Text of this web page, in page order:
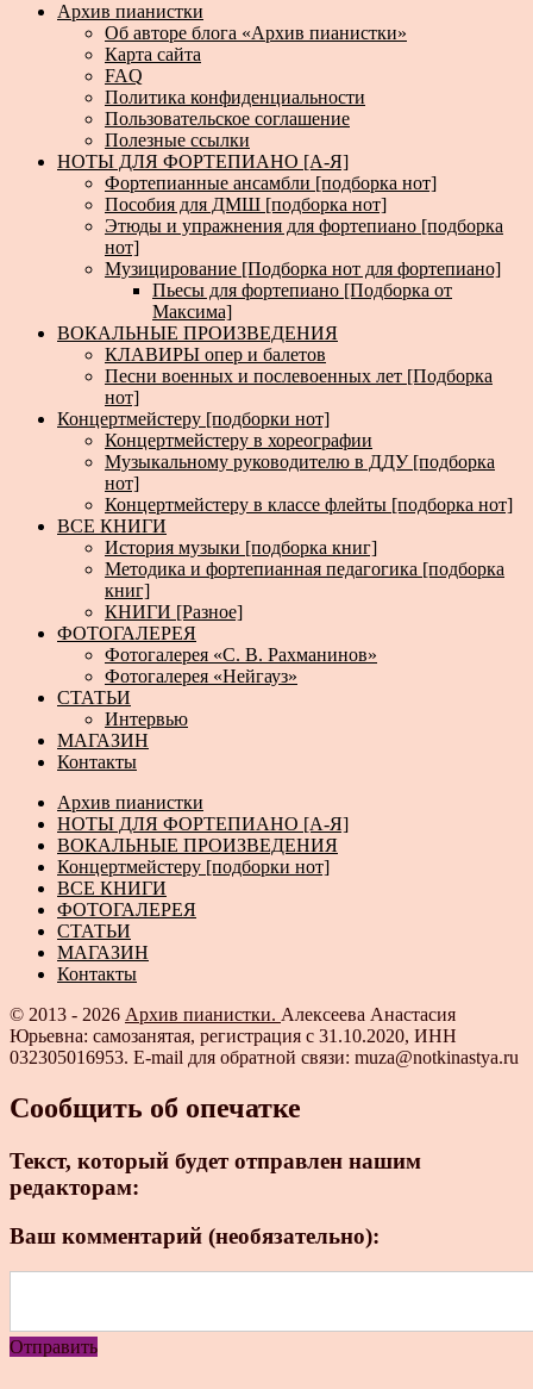
Архив пианистки
Об авторе блога «Архив пианистки»
Карта сайта
FAQ
Политика конфиденциальности
Пользовательское соглашение
Полезные ссылки
НОТЫ ДЛЯ ФОРТЕПИАНО [А-Я]
Фортепианные ансамбли [подборка нот]
Пособия для ДМШ [подборка нот]
Этюды и упражнения для фортепиано [подборка
нот]
Музицирование [Подборка нот для фортепиано]
Пьесы для фортепиано [Подборка от
Максима]
ВОКАЛЬНЫЕ ПРОИЗВЕДЕНИЯ
КЛАВИРЫ опер и балетов
Песни военных и послевоенных лет [Подборка
нот]
Концертмейстеру [подборки нот]
Концертмейстеру в хореографии
Музыкальному руководителю в ДДУ [подборка
нот]
Концертмейстеру в классе флейты [подборка нот]
ВСЕ КНИГИ
История музыки [подборка книг]
Методика и фортепианная педагогика [подборка
книг]
КНИГИ [Разное]
ФОТОГАЛЕРЕЯ
Фотогалерея «С. В. Рахманинов»
Фотогалерея «Нейгауз»
СТАТЬИ
Интервью
МАГАЗИН
Контакты
Архив пианистки
НОТЫ ДЛЯ ФОРТЕПИАНО [А-Я]
ВОКАЛЬНЫЕ ПРОИЗВЕДЕНИЯ
Концертмейстеру [подборки нот]
ВСЕ КНИГИ
ФОТОГАЛЕРЕЯ
СТАТЬИ
МАГАЗИН
Контакты
© 2013 - 2026 Архив пианистки. Алексеева Анастасия
Юрьевна: самозанятая, регистрация с 31.10.2020, ИНН
032305016953. E-mail для обратной связи: muza@notkinastya.ru
Сообщить об опечатке
Текст, который будет отправлен нашим
редакторам:
Ваш комментарий (необязательно):
Отправить